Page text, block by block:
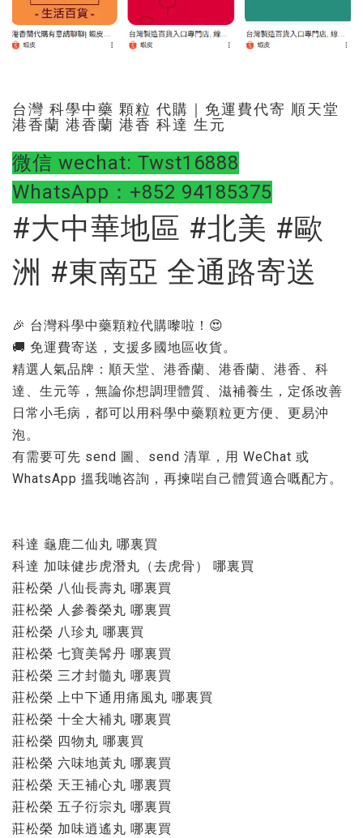
台灣 科學中藥 顆粒 代購｜免運費代寄 順天堂
港香蘭 港香蘭 港香 科達 生元
微信 wechat: Twst16888
WhatsApp：+852 94185375
#大中華地區 #北美 #歐
洲 #東南亞 全通路寄送
🎉 台灣科學中藥顆粒代購嚟啦！😍
🚚 免運費寄送，支援多國地區收貨。
精選人氣品牌：順天堂、港香蘭、港香蘭、港香、科
達、生元等，無論你想調理體質、滋補養生，定係改善
日常小毛病，都可以用科學中藥顆粒更方便、更易沖
泡。
有需要可先 send 圖、send 清單，用 WeChat 或
WhatsApp 搵我哋咨詢，再揀啱自己體質適合嘅配方。
科達 龜鹿二仙丸 哪裏買
科達 加味健步虎潛丸（去虎骨） 哪裏買
莊松榮 八仙長壽丸 哪裏買
莊松榮 人參養榮丸 哪裏買
莊松榮 八珍丸 哪裏買
莊松榮 七寶美髯丹 哪裏買
莊松榮 三才封髓丸 哪裏買
莊松榮 上中下通用痛風丸 哪裏買
莊松榮 十全大補丸 哪裏買
莊松榮 四物丸 哪裏買
莊松榮 六味地黃丸 哪裏買
莊松榮 天王補心丸 哪裏買
莊松榮 五子衍宗丸 哪裏買
莊松榮 加味逍遙丸 哪裏買